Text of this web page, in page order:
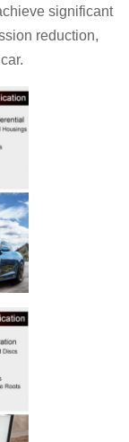
significant
reduction,